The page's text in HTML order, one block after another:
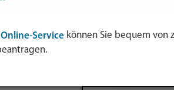
Online-Service können Sie bequem von